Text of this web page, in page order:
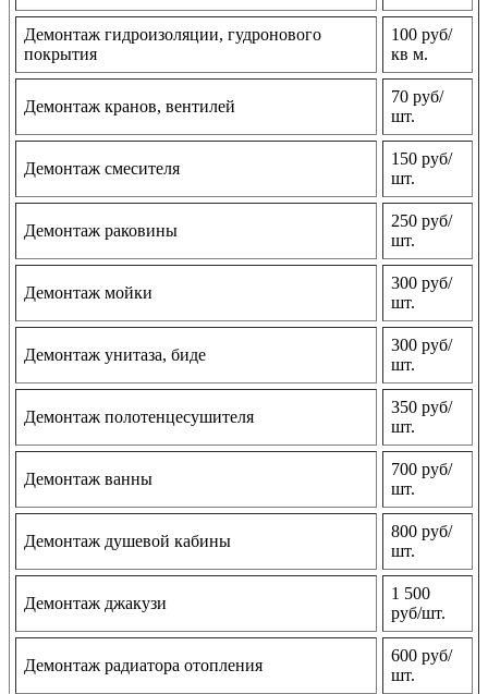
Демонтаж гидроизоляции, гудронового
покрытия
100 руб/
кв м.
Демонтаж кранов, вентилей
70 руб/
шт.
Демонтаж смесителя
150 руб/
шт.
Демонтаж раковины
250 руб/
шт.
Демонтаж мойки
300 руб/
шт.
Демонтаж унитаза, биде
300 руб/
шт.
Демонтаж полотенцесушителя
350 руб/
шт.
Демонтаж ванны
700 руб/
шт.
Демонтаж душевой кабины
800 руб/
шт.
Демонтаж джакузи
1 500
руб/шт.
Демонтаж радиатора отопления
600 руб/
шт.